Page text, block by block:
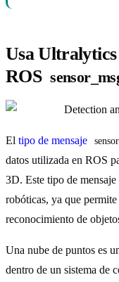
Usa Ultralytics
ROS
El tipo de mensaje
datos utilizada en ROS
3D. Este tipo de
robóticas, ya que
reconocimiento de
Una nube de puntos es
dentro de un sistema de